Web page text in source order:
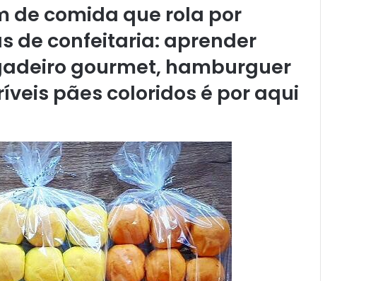
de comida que rola por
de confeitaria: aprender
gourmet, hamburguer
pães coloridos é por aqui